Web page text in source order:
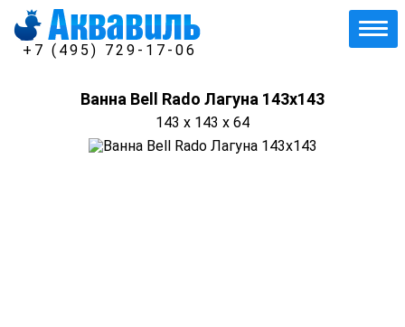
+7 (495) 729-17-06
Ванна Bell Rado Лагуна 143х143
143 x 143 x 64